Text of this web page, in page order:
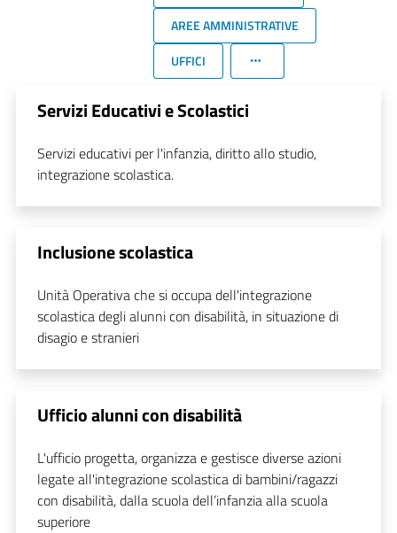
AREE AMMINISTRATIVE
UFFICI
Servizi Educativi e Scolastici
Servizi educativi per l'infanzia, diritto allo studio,
integrazione scolastica.
Inclusione scolastica
Unità Operativa che si occupa dell'integrazione
scolastica degli alunni con disabilità, in situazione di
disagio e stranieri
Ufficio alunni con disabilità
L'ufficio progetta, organizza e gestisce diverse azioni
legate all'integrazione scolastica di bambini/ragazzi
con disabilità, dalla scuola dell’infanzia alla scuola
superiore